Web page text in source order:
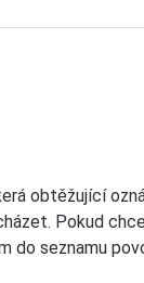
obtěžující
Pokud
do seznamu